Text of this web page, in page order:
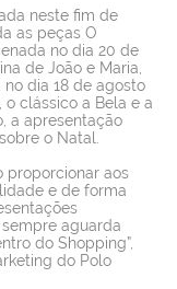
neste fim de
as peças O
no dia 20 de
de João e Maria,
no dia 18 de agosto
clássico a Bela e a
a apresentação
sobre o Natal.
proporcionar aos
e de forma
aguarda
do Shopping”,
do Polo